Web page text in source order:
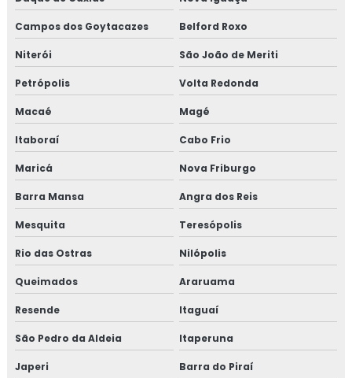
Campos dos Goytacazes Belford Roxo
Niterói São João de Meriti
Petrópolis Volta Redonda
Macaé Magé
Itaboraí Cabo Frio
Maricá Nova Friburgo
Barra Mansa Angra dos Reis
Mesquita Teresópolis
Rio das Ostras Nilópolis
Queimados Araruama
Resende Itaguaí
São Pedro da Aldeia Itaperuna
Japeri Barra do Piraí